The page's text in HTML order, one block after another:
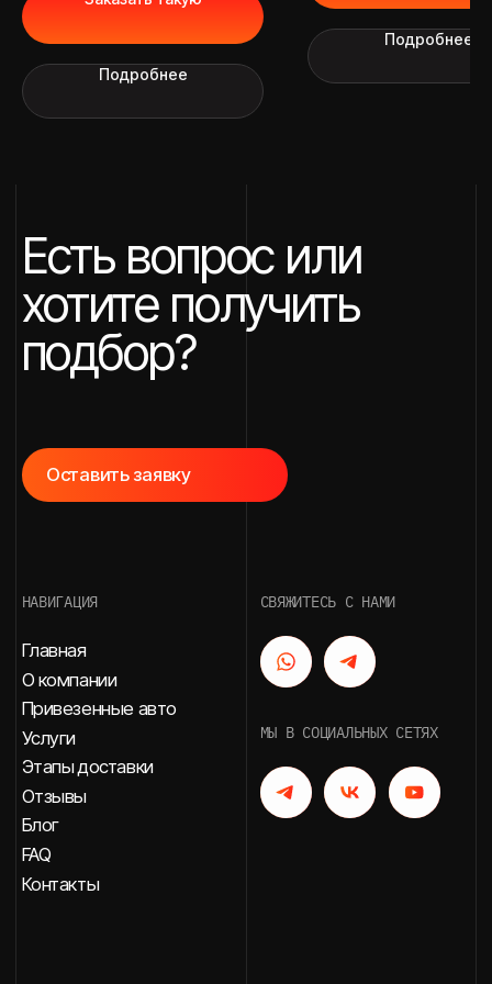
Подробнее
Подробнее
Пользовательское соглашение
Политика конфиденциальности
Согласие посетителя сайта
на⦁обработку персональных данных